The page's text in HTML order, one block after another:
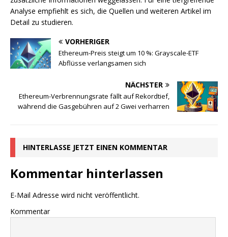
Analyse empfiehlt es sich, die Quellen und weiteren Artikel im
Detail zu studieren.
VORHERIGER
Ethereum-Preis steigt um 10 %: Grayscale-ETF
Abflüsse verlangsamen sich
NÄCHSTER
Ethereum-Verbrennungsrate fällt auf Rekordtief,
während die Gasgebühren auf 2 Gwei verharren
HINTERLASSE JETZT EINEN KOMMENTAR
Kommentar hinterlassen
E-Mail Adresse wird nicht veröffentlicht.
Kommentar